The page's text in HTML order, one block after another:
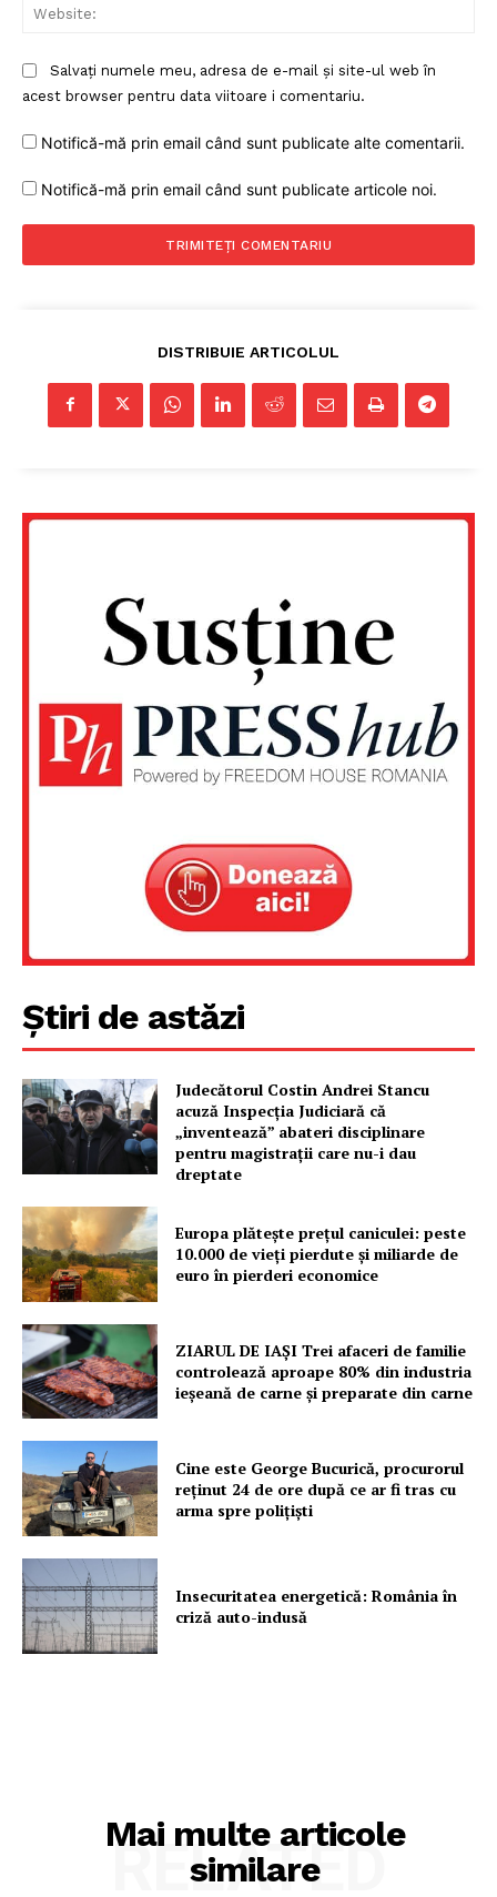
Un proiect
FREEDOM HOUSE ROMÂNIA
Despre noi / Echipa
Proiecte editoriale
Rețea
Salvați numele meu, adresa de e-mail și site-ul web în
acest browser pentru data viitoare i comentariu.
Notifică-mă prin email când sunt publicate alte comentarii.
Notifică-mă prin email când sunt publicate articole noi.
DISTRIBUIE ARTICOLUL
Știri de astăzi
Judecătorul Costin Andrei Stancu
acuză Inspecția Judiciară că
„inventează” abateri disciplinare
pentru magistrații care nu-i dau
dreptate
Europa plătește prețul caniculei: peste
10.000 de vieți pierdute și miliarde de
euro în pierderi economice
ZIARUL DE IAȘI Trei afaceri de familie
controlează aproape 80% din industria
ieșeană de carne și preparate din carne
Cine este George Bucurică, procurorul
reținut 24 de ore după ce ar fi tras cu
arma spre polițiști
Insecuritatea energetică: România în
criză auto-indusă
Mai multe articole
similare
RELATED